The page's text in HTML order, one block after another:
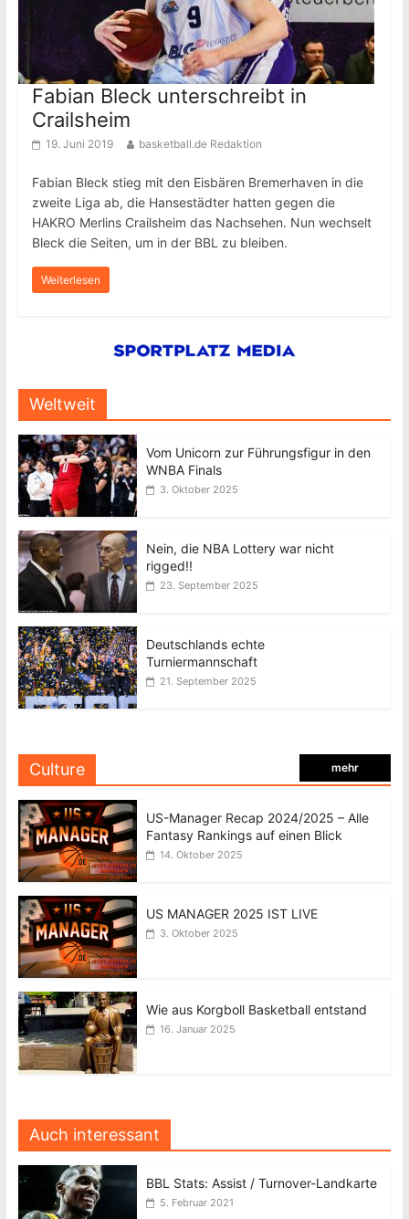
Fabian Bleck unterschreibt in
Crailsheim
19. Juni 2019 basketball.de Redaktion
Fabian Bleck stieg mit den Eisbären Bremerhaven in die
zweite Liga ab, die Hansestädter hatten gegen die
HAKRO Merlins Crailsheim das Nachsehen. Nun wechselt
Bleck die Seiten, um in der BBL zu bleiben.
Weiterlesen
Weltweit
Vom Unicorn zur Führungsfigur in den
WNBA Finals
3. Oktober 2025
Nein, die NBA Lottery war nicht
rigged!!
23. September 2025
Deutschlands echte
Turniermannschaft
21. September 2025
Culture mehr
US-Manager Recap 2024/2025 – Alle
Fantasy Rankings auf einen Blick
14. Oktober 2025
US MANAGER 2025 IST LIVE
3. Oktober 2025
Wie aus Korgboll Basketball entstand
16. Januar 2025
Auch interessant
BBL Stats: Assist / Turnover-Landkarte
5. Februar 2021